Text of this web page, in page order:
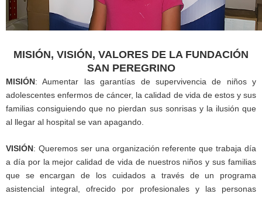
MISIÓN, VISIÓN, VALORES DE LA FUNDACIÓN
SAN PEREGRINO
MISIÓN: Aumentar las garantías de supervivencia de niños y
adolescentes enfermos de cáncer, la calidad de vida de estos y sus
familias consiguiendo que no pierdan sus sonrisas y la ilusión que
al llegar al hospital se van apagando.
VISIÓN: Queremos ser una organización referente que trabaja día
a día por la mejor calidad de vida de nuestros niños y sus familias
que se encargan de los cuidados a través de un programa
asistencial integral, ofrecido por profesionales y las personas